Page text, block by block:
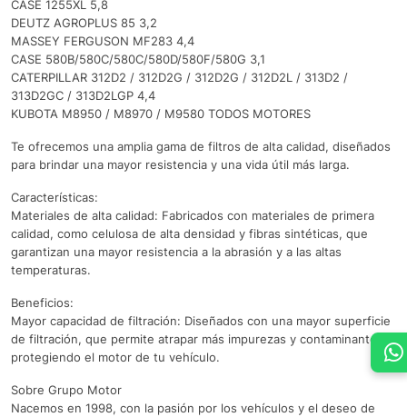
CASE 1255XL 5,8
DEUTZ AGROPLUS 85 3,2
MASSEY FERGUSON MF283 4,4
CASE 580B/580C/580C/580D/580F/580G 3,1
CATERPILLAR 312D2 / 312D2G / 312D2G / 312D2L / 313D2 /
313D2GC / 313D2LGP 4,4
KUBOTA M8950 / M8970 / M9580 TODOS MOTORES
Te ofrecemos una amplia gama de filtros de alta calidad, diseñados
para brindar una mayor resistencia y una vida útil más larga.
Características:
Materiales de alta calidad: Fabricados con materiales de primera
calidad, como celulosa de alta densidad y fibras sintéticas, que
garantizan una mayor resistencia a la abrasión y a las altas
temperaturas.
Beneficios:
Mayor capacidad de filtración: Diseñados con una mayor superficie
de filtración, que permite atrapar más impurezas y contaminantes,
protegiendo el motor de tu vehículo.
Sobre Grupo Motor
Nacemos en 1998, con la pasión por los vehículos y el deseo de